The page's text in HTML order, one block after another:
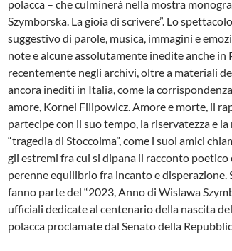
polacca – che culminerà nella mostra
Szymborska. La gioia di scrivere”. Lo
suggestivo di parole, musica, immagini e
note e alcune assolutamente inedite anche in
recentemente negli archivi, oltre a materiali
ancora inediti in Italia, come la
amore, Kornel Filipowicz. Amore e morte, il
partecipe con il suo tempo, la riservatezza e
“tragedia di Stoccolma”, come i suoi amici
gli estremi fra cui si dipana il racconto
perenne equilibrio fra incanto e disperazione.
fanno parte del “2023, Anno di Wislawa
ufficiali dedicate al centenario della nascita
polacca proclamate dal Senato della